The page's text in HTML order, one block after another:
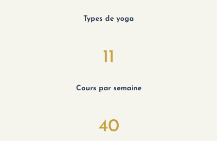
Types de yoga
11
Cours par semaine
40